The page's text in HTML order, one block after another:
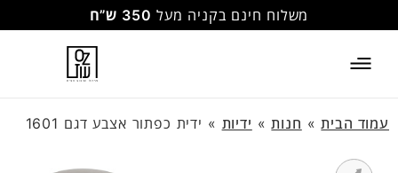
משלוח חינם בקניה מעל 350 ש”ח
עמוד הבית» חנות» ידיות » ידית כפתור אצבע דגם 1601